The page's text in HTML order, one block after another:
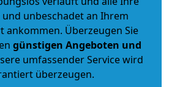
und unbeschadet an Ihrem
ankommen. Überzeugen Sie
günstigen Angeboten und
umfassender Service wird
überzeugen.